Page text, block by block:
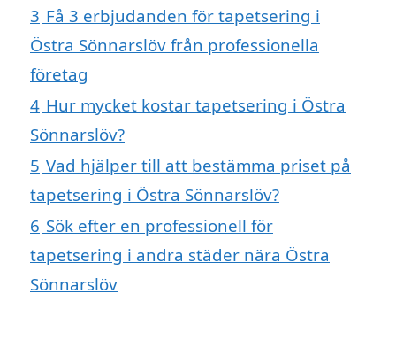
3 Få 3 erbjudanden för tapetsering i
Östra Sönnarslöv från professionella
företag
4 Hur mycket kostar tapetsering i Östra
Sönnarslöv?
5 Vad hjälper till att bestämma priset på
tapetsering i Östra Sönnarslöv?
6 Sök efter en professionell för
tapetsering i andra städer nära Östra
Sönnarslöv